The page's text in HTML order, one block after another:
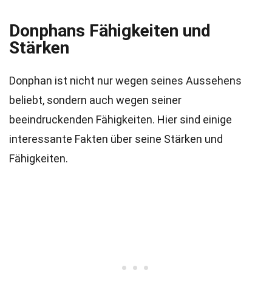
Donphans Fähigkeiten und
Stärken
Donphan ist nicht nur wegen seines Aussehens
beliebt, sondern auch wegen seiner
beeindruckenden Fähigkeiten. Hier sind einige
interessante Fakten über seine Stärken und
Fähigkeiten.